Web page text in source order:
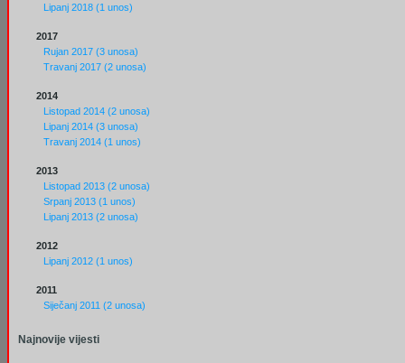
Lipanj 2018 (1 unos)
2017
Rujan 2017 (3 unosa)
Travanj 2017 (2 unosa)
2014
Listopad 2014 (2 unosa)
Lipanj 2014 (3 unosa)
Travanj 2014 (1 unos)
2013
Listopad 2013 (2 unosa)
Srpanj 2013 (1 unos)
Lipanj 2013 (2 unosa)
2012
Lipanj 2012 (1 unos)
2011
Siječanj 2011 (2 unosa)
Najnovije vijesti